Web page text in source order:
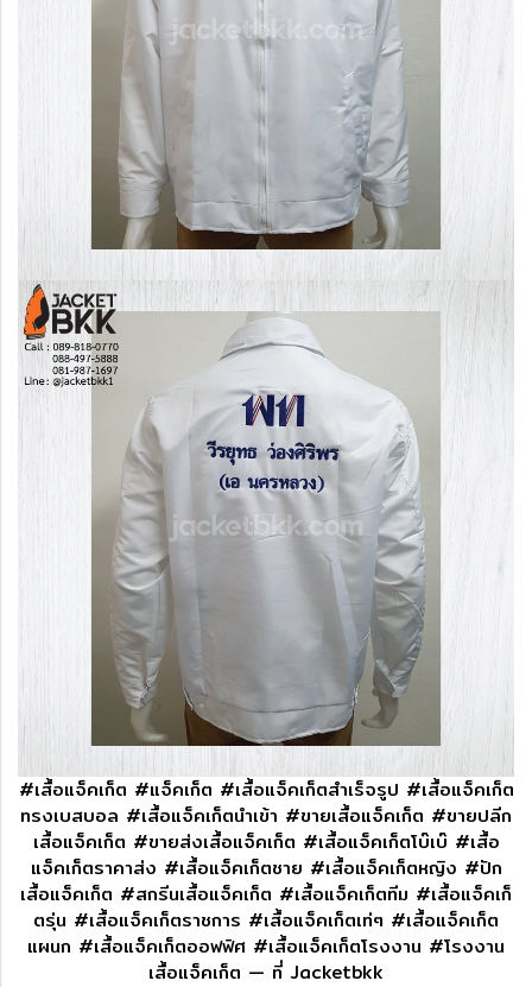
#เสื้อแจ็คเก็ต #แจ็คเก็ต #เสื้อแจ็คเก็ตสำเร็จรูป #เสื้อแจ็คเก็ต
ทรงเบสบอล #เสื้อแจ็คเก็ตนำเข้า #ขายเสื้อแจ็คเก็ต #ขายปลีก
เสื้อแจ็คเก็ต #ขายส่งเสื้อแจ็คเก็ต #เสื้อแจ็คเก็ตโบ๊เบ๊ #เสื้อ
แจ็คเก็ตราคาส่ง #เสื้อแจ็คเก็ตชาย #เสื้อแจ็คเก็ตหญิง #ปัก
เสื้อแจ็คเก็ต #สกรีนเสื้อแจ็คเก็ต #เสื้อแจ็คเก็ตทีม #เสื้อแจ็คเก็
ตรุ่น #เสื้อแจ็คเก็ตราชการ #เสื้อแจ็คเก็ตเท่ๆ #เสื้อแจ็คเก็ต
แผนก #เสื้อแจ็คเก็ตออฟฟิศ #เสื้อแจ็คเก็ตโรงงาน #โรงงาน
เสื้อแจ็คเก็ต — ที่ Jacketbkk